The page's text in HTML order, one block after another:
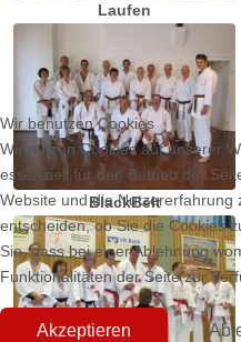
Laufen
BlackBelt
Wir benutzen Cookies
Wir nutzen Cookies auf unserer
essenziell für den Betrieb der
Website und die
entscheiden, ob Sie die Cookies
Sie, dass bei einer Ablehnung
Funktionalitäten der Seite zur
Akzeptieren